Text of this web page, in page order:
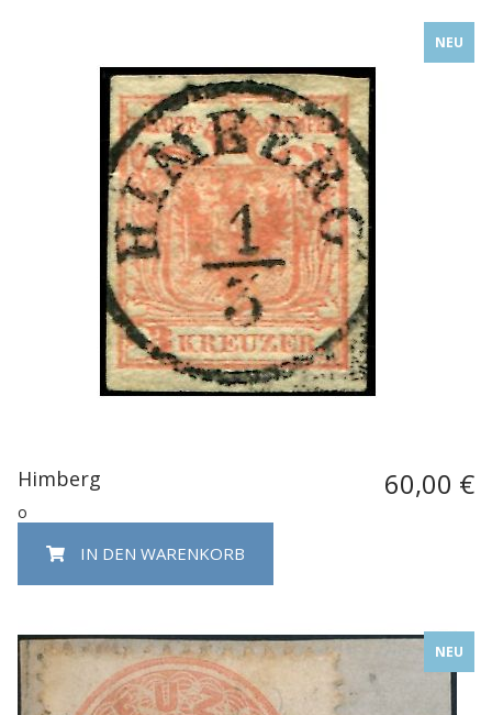
NEU
Himberg 60,00 €
o
IN DEN WARENKORB
NEU